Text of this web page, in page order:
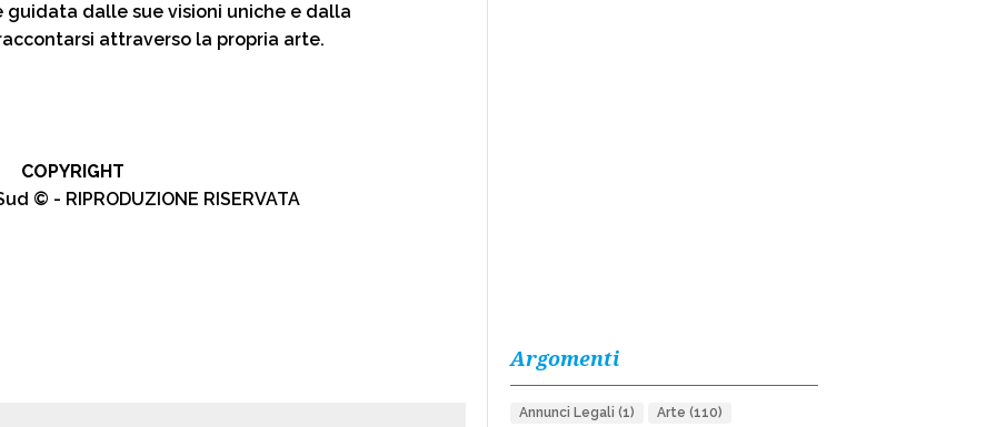
guidata dalle sue visioni uniche e dalla
attraverso la propria arte.
COPYRIGHT
© - RIPRODUZIONE RISERVATA
Argomenti
Annunci Legali (1) Arte (110)